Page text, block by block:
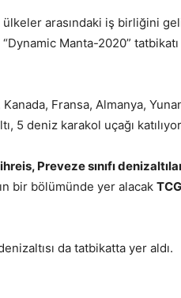
ülkeler arasındaki iş birliğini
Manta-2020” tatbikatı
Fransa, Almanya,
5 deniz karakol uçağı
Preveze sınıfı
bir bölümünde yer alacak TCG
da tatbikatta yer aldı.